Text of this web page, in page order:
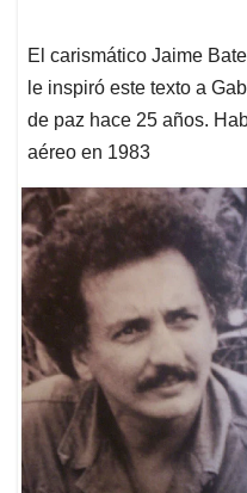
El carismático Jaime
le inspiró este texto a
de paz hace 25 años.
aéreo en 1983